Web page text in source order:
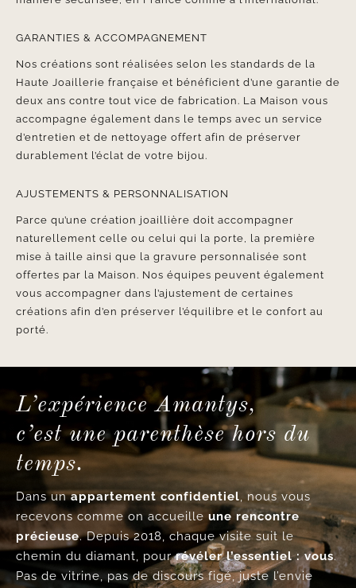
GARANTIES & ACCOMPAGNEMENT
Nos créations sont réalisées selon les standards de la
Haute Joaillerie française et bénéficient d’une garantie de
deux ans contre tout vice de fabrication. La Maison vous
accompagne également dans le temps avec un service
d’entretien et de nettoyage offert afin de préserver
durablement l’éclat de votre bijou.
AJUSTEMENTS & PERSONNALISATION
Parce qu’une création joaillière doit accompagner
naturellement celle ou celui qui la porte, la première
mise à taille ainsi que la gravure personnalisée sont
offertes par la Maison. Nos équipes peuvent également
vous accompagner dans l’ajustement de certaines
créations afin d’en préserver l’équilibre et le confort au
porté.
L’expérience Amantys,
c’est une parenthèse hors du
temps.
Dans unappartement confidentiel, nous vous
recevons comme on accueille une rencontre
précieuse. Depuis 2018, chaque visite suit le
chemin du diamant, pourrévéler l’essentiel : vous.
Pas de vitrine, pas de discours figé, juste l’envie